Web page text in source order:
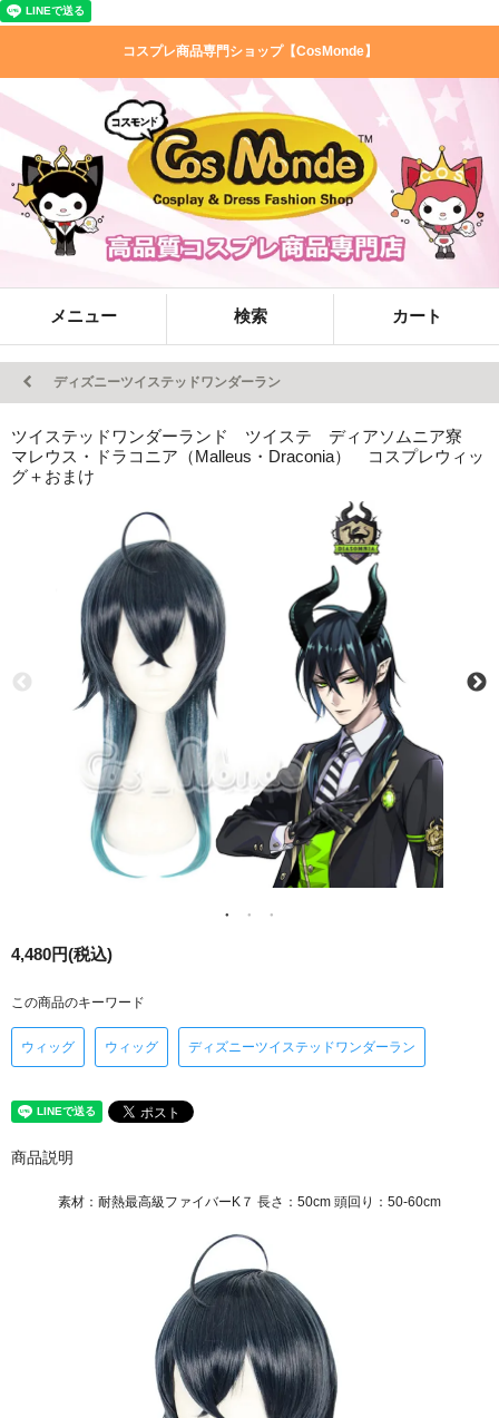
コスプレ商品専門ショップ【CosMonde】
メニュー 検索 カート
ディズニーツイステッドワンダーラン
ツイステッドワンダーランド ツイステ ディアソムニア寮
マレウス・ドラコニア（Malleus・Draconia） コスプレウィッ
グ＋おまけ
4,480円(税込)
この商品のキーワード
ウィッグ ウィッグ ディズニーツイステッドワンダーラン
商品説明
素材：耐熱最高級ファイバーK７ 長さ：50cm 頭回り：50-60cm